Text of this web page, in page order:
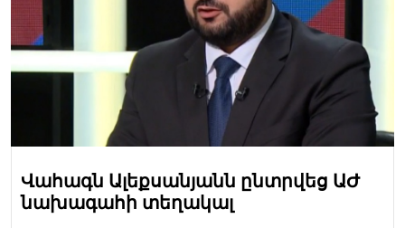
Վահագն Ալեքսանյանն ընտրվեց ԱԺ
նախագահի տեղակալ